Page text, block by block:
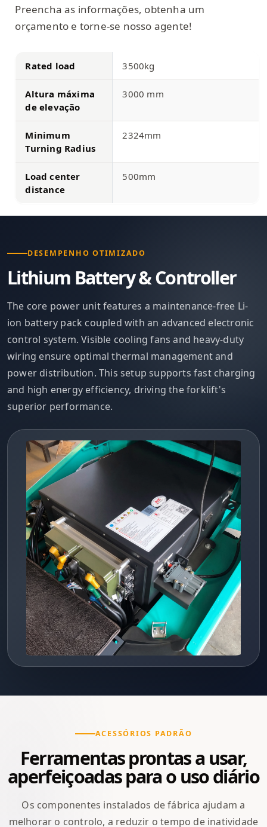
Preencha as informações, obtenha um
orçamento e torne-se nosso agente!
Rated load 3500kg
Altura máxima
de elevação
3000 mm
Minimum
Turning Radius
2324mm
Load center
distance
500mm
DESEMPENHO OTIMIZADO
Lithium Battery & Controller
The core power unit features a maintenance-free Li-
ion battery pack coupled with an advanced electronic
control system. Visible cooling fans and heavy-duty
wiring ensure optimal thermal management and
power distribution. This setup supports fast charging
and high energy efficiency, driving the forklift's
superior performance.
ACESSÓRIOS PADRÃO
Ferramentas prontas a usar,
aperfeiçoadas para o uso diário
Os componentes instalados de fábrica ajudam a
melhorar o controlo, a reduzir o tempo de inatividade